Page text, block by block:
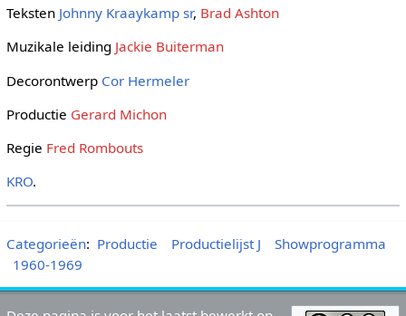
Teksten Johnny Kraaykamp sr, Brad Ashton
Muzikale leiding Jackie Buiterman
Decorontwerp Cor Hermeler
Productie Gerard Michon
Regie Fred Rombouts
KRO.
Categorieën: Productie Productielijst J
Showprogramma
1960-1969